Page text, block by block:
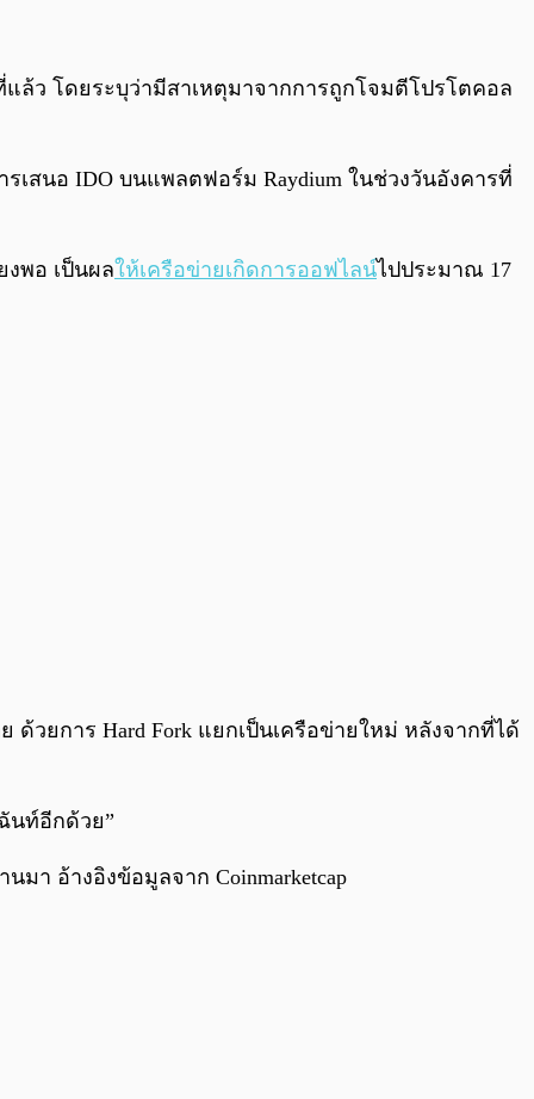
0:00 /0:00
แล้ว โดยระบุว่ามีสาเหตุมาจากการถูกโจมตีโปรโตคอล
เสนอ IDO บนแพลตฟอร์ม Raydium ในช่วงวันอังคารที่
งพอ เป็นผลให้เครือข่ายเกิดการออฟไลน์ไปประมาณ 17
วยการ Hard Fork แยกเป็นเครือข่ายใหม่ หลังจากที่ได้
นท์อีกด้วย”
า อ้างอิงข้อมูลจาก Coinmarketcap